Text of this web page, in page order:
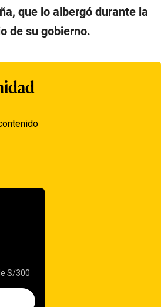
que lo albergó durante la
de su gobierno.